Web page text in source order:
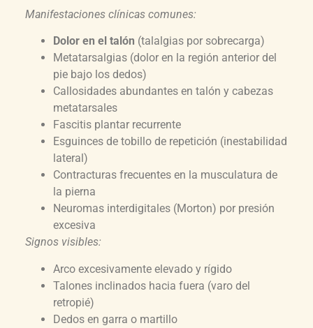
Manifestaciones clínicas comunes:
Dolor en el talón (talalgias por sobrecarga)
Metatarsalgias (dolor en la región anterior del
pie bajo los dedos)
Callosidades abundantes en talón y cabezas
metatarsales
Fascitis plantar recurrente
Esguinces de tobillo de repetición (inestabilidad
lateral)
Contracturas frecuentes en la musculatura de
la pierna
Neuromas interdigitales (Morton) por presión
excesiva
Signos visibles:
Arco excesivamente elevado y rígido
Talones inclinados hacia fuera (varo del
retropié)
Dedos en garra o martillo